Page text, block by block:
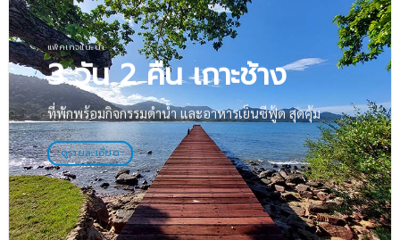
แพ็คเกจแนะนำ
3 วัน 2 คืน เกาะช้าง
ที่พักพร้อมกิจกรรมดำน้ำ และอาหารเย็นซีฟู้ด สุดคุ้ม
ดูรายละเอียด